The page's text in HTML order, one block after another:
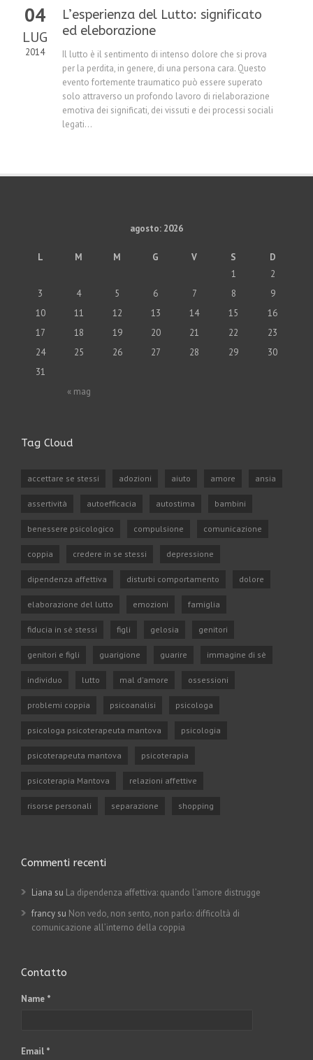
04
LUG
2014
L’esperienza del Lutto: significato
ed eleborazione
Il lutto è il sentimento di intenso dolore che si prova
per la perdita, in genere, di una persona cara. Questo
evento fortemente traumatico può essere superato
solo attraverso un profondo lavoro di rielaborazione
emotiva dei significati, dei vissuti e dei processi sociali
legati...
agosto: 2026
L M M G V S D
« mag
1
2
3
4 5 6 7 8
9
10
11 12 13 14 15
16
17
18 19 20 21 22
23
24
25 26 27 28 29
30
31
Tag Cloud
accettare se stessi adozioni aiuto amore ansia
assertività autoefficacia autostima bambini
benessere psicologico compulsione comunicazione
coppia credere in se stessi depressione
dipendenza affettiva disturbi comportamento dolore
elaborazione del lutto emozioni famiglia
fiducia in sè stessi figli gelosia genitori
genitori e figli guarigione guarire immagine di sè
individuo lutto mal d'amore ossessioni
problemi coppia psicoanalisi psicologa
psicologa psicoterapeuta mantova psicologia
psicoterapeuta mantova psicoterapia
psicoterapia Mantova relazioni affettive
risorse personali separazione shopping
Commenti recenti
Liana su La dipendenza affettiva: quando l’amore distrugge
francy su Non vedo, non sento, non parlo: difficoltà di
comunicazione all’interno della coppia
Contatto
Name *
Email *